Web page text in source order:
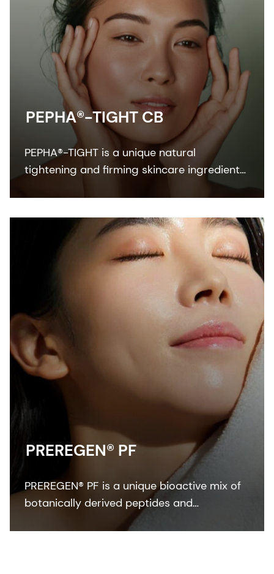
PEPHA®-TIGHT CB
PEPHA®-TIGHT is a unique natural
tightening and firming skincare ingredient
term skin firming effect.
PREREGEN® PF
PREREGEN® PF is a unique bioactive mix of
botanically derived peptides and
biotechnologically produced oxido